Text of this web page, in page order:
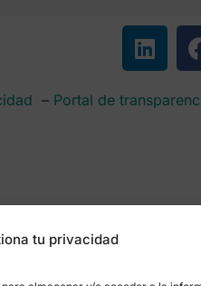
tu privacidad
– Portal de